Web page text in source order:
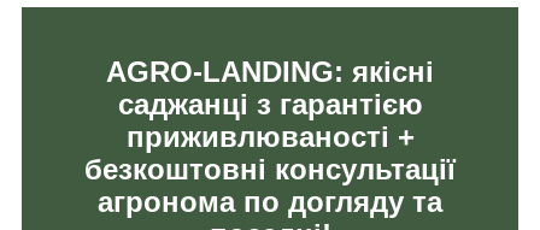
AGRO-LANDING: якісні
саджанці з гарантією
приживлюваності +
безкоштовні консультації
агронома по догляду та